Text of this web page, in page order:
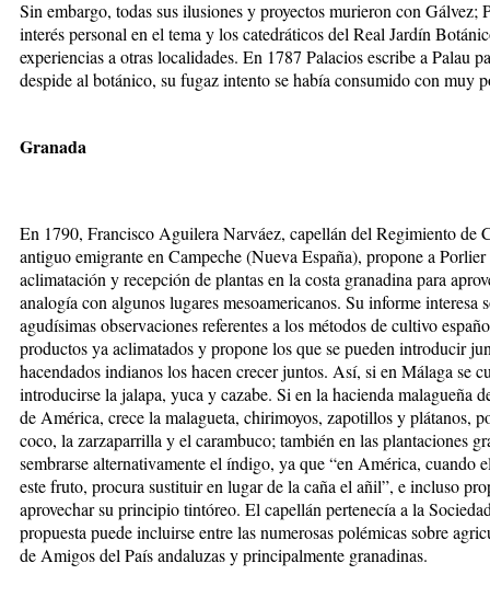
Sin embargo, todas sus ilusiones y proyectos murieron con Gálvez;
interés personal en el tema y los catedráticos del Real Jardín
experiencias a otras localidades. En 1787 Palacios escribe a Palau
despide al botánico, su fugaz intento se había consumido con muy
Granada
En 1790, Francisco Aguilera Narváez, capellán del Regimiento de
antiguo emigrante en Campeche (Nueva España), propone a
aclimatación y recepción de plantas en la costa granadina para
analogía con algunos lugares mesoamericanos. Su informe interesa
agudísimas observaciones referentes a los métodos de cultivo
productos ya aclimatados y propone los que se pueden introducir
hacendados indianos los hacen crecer juntos. Así, si en Málaga se
introducirse la jalapa, yuca y cazabe. Si en la hacienda malagueña
de América, crece la malagueta, chirimoyos, zapotillos y plátanos,
coco, la zarzaparrilla y el carambuco; también en las plantaciones
sembrarse alternativamente el índigo, ya que “en América, cuando
este fruto, procura sustituir en lugar de la caña el añil”, e incluso
aprovechar su principio tintóreo. El capellán pertenecía a la
propuesta puede incluirse entre las numerosas polémicas sobre
de Amigos del País andaluzas y principalmente granadinas.